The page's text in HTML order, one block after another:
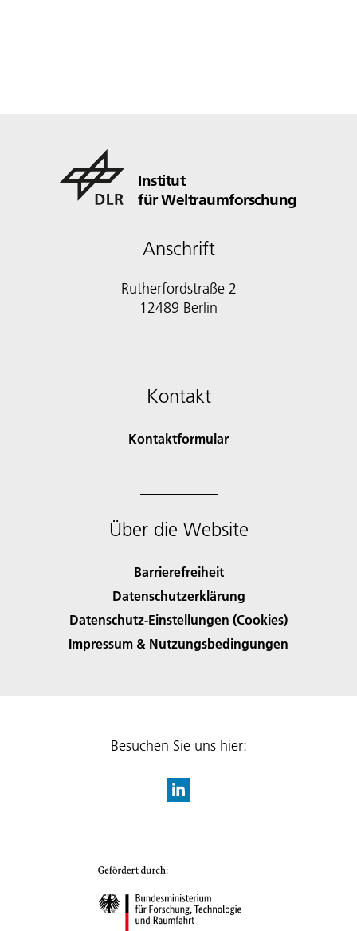
Institut
für Weltraumforschung
Anschrift
Rutherfordstraße 2
12489 Berlin
Kontakt
Kontaktformular
Über die Website
Barrierefreiheit
Datenschutzerklärung
Datenschutz-Einstellungen (Cookies)
Impressum & Nutzungsbedingungen
Besuchen Sie uns hier: